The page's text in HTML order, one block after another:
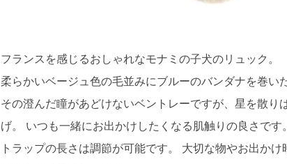
フランスを感じるおしゃれなモナミの子犬のリュック。
柔らかいベージュ色の毛並みにブルーのバンダナを巻い
その澄んだ瞳があどけないベントレーですが、星を散り
げ。 いつも一緒にお出かけしたくなる肌触りの良さで
トラップの長さは調節が可能です。 大切な物やお出か